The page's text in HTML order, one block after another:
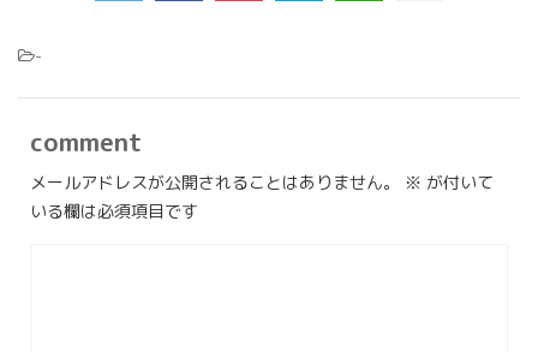
-
comment
メールアドレスが公開されることはありません。 ※ が付いて
いる欄は必須項目です